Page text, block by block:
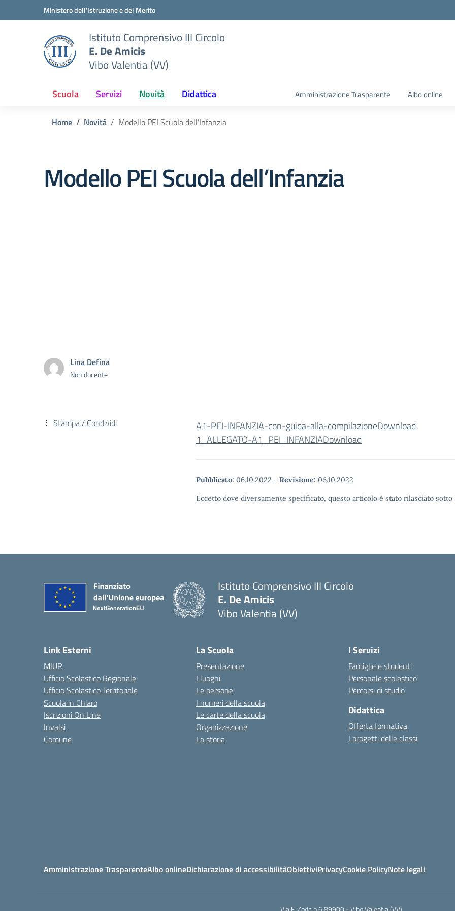
Vai ai contenuti
Vai al menu di navigazioneMinistero dell'Istruzione e del Merito
Istituto Comprensivo III Circolo
E. De Amicis
Vibo Valentia (VV)
Scuola Servizi Novità Didattica Amministrazione Trasparente Albo online
Home Novità Modello PEI Scuola dell’Infanzia
Modello PEI Scuola dell’Infanzia
Lina Defina
Non docente
A1-PEI-INFANZIA-con-guida-alla-compilazioneDownload
1_ALLEGATO-A1_PEI_INFANZIADownload
Pubblicato: 06.10.2022 - Revisione: 06.10.2022
Eccetto dove diversamente specificato, questo articolo è stato rilasciato
Stampa / Condividi
Istituto Comprensivo III Circolo
E. De Amicis
Vibo Valentia (VV)
Link Esterni
MIUR
Ufficio Scolastico Regionale
Ufficio Scolastico Territoriale
Scuola in Chiaro
Iscrizioni On Line
Invalsi
Comune
La Scuola
Presentazione
I luoghi
Le persone
I numeri della scuola
Le carte della scuola
Organizzazione
La storia
I Servizi
Famiglie e studenti
Personale scolastico
Percorsi di studio
Didattica
Offerta formativa
I progetti delle classi
Amministrazione TrasparenteAlbo onlineDichiarazione di accessibilitàObiettiviPrivacyCookie PolicyNote legali